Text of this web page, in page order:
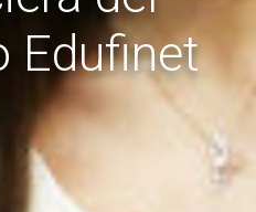
Edufinet